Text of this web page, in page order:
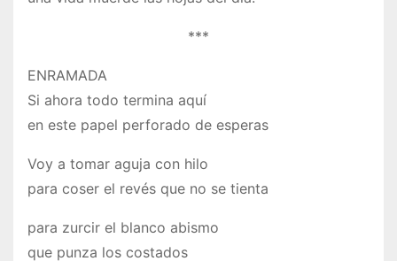
***
ENRAMADA
Si ahora todo termina aquí
en este papel perforado de esperas
Voy a tomar aguja con hilo
para coser el revés que no se tienta
para zurcir el blanco abismo
que punza los costados